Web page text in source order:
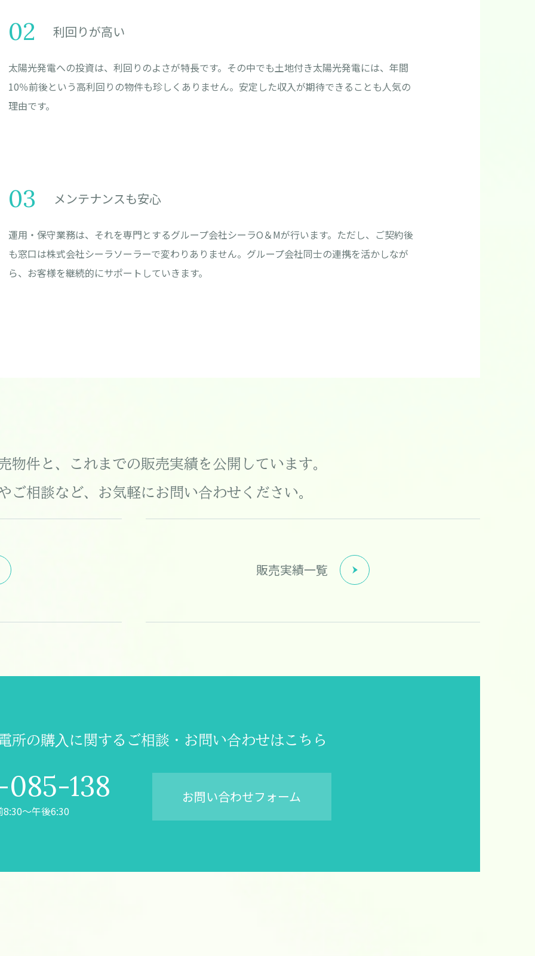
02 利回りが高い
太陽光発電への投資は、利回りのよさが特長です。その中でも土地付き太陽光発電には、年間
10％前後という高利回りの物件も珍しくありません。安定した収入が期待できることも人気の
理由です。
03 メンテナンスも安心
運用・保守業務は、それを専門とするグループ会社シーラO＆Mが行います。ただし、ご契約後
も窓口は株式会社シーラソーラーで変わりありません。グループ会社同士の連携を活かしなが
ら、お客様を継続的にサポートしていきます。
物件と、これまでの販売実績を公開しています。
ご相談など、お気軽にお問い合わせください。
販売実績一覧
所の購⼊に関するご相談・ お問い合わせはこちら
138
～午後6:30
お問い合わせフォーム